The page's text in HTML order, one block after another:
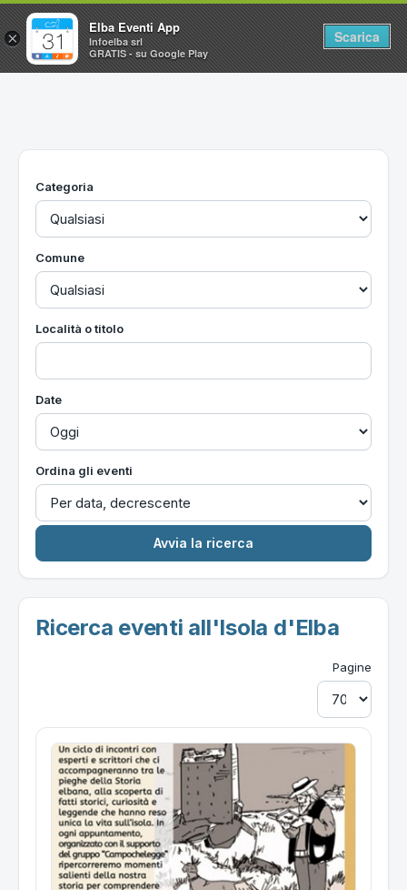
Home
Utilità
Categoria
Comune
Località o titolo
Date
Ordina gli eventi
Ricerca eventi all'Isola d'Elba
Pagine
×
Elba Eventi App
Infoelba srl
GRATIS - su Google Play
Scarica